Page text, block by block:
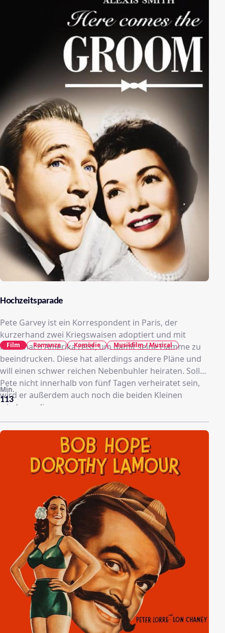
Hochzeitsparade
Pete Garvey ist ein Korrespondent in Paris, der
kurzerhand zwei Kriegswaisen adoptiert und mit
ihnen nach Amerika reist, um damit seine Flamme zu
beeindrucken. Diese hat allerdings andere Pläne und
will einen schwer reichen Nebenbuhler heiraten. Sollte
Pete nicht innerhalb von fünf Tagen verheiratet sein,
wird er außerdem auch noch die beiden Kleinen
wieder verlieren.
113
Min.
Film Romanze Komödie Musikfilm / Musical